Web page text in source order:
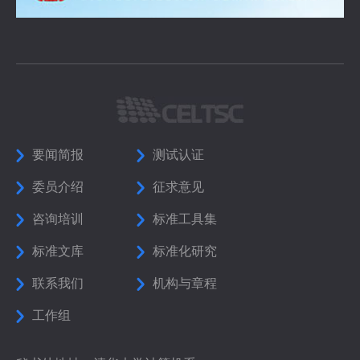
要闻简报 测试认证
委员介绍 征求意见
咨询培训 标准工具集
标准文库 标准化研究
联系我们 机构与章程
工作组